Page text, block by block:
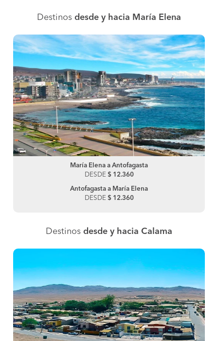
Destinos desde y hacia María Elena
María Elena a Antofagasta
DESDE $ 12.360
Antofagasta a María Elena
DESDE $ 12.360
Destinos desde y hacia Calama